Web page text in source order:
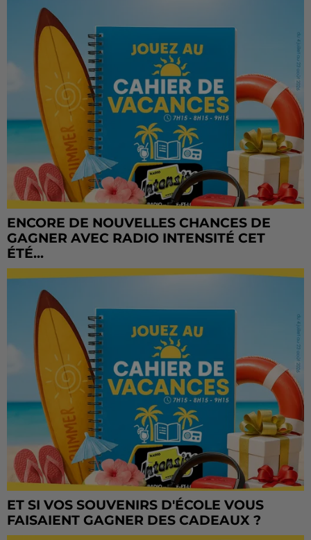
ENCORE DE NOUVELLES CHANCES DE
GAGNER AVEC RADIO INTENSITÉ CET
ÉTÉ...
ET SI VOS SOUVENIRS D'ÉCOLE VOUS
FAISAIENT GAGNER DES CADEAUX ?